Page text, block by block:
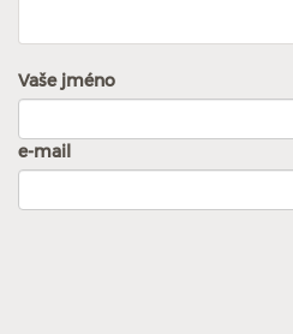
Vaše jméno
e-mail